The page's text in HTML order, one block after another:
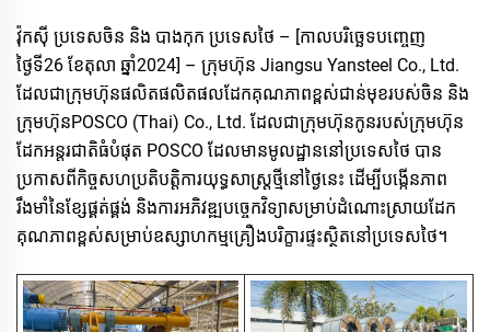
វ៉ុកស៊ី ប្រទេសចិន និង​ បាងកុក ប្រទេសថៃ – [កាលបរិច្ឆេទបញ្ចេញ
ថ្ងៃទី26 ខែតុលា ឆ្នាំ2024] – ក្រុមហ៊ុន Jiangsu Yansteel Co., Ltd.
ដែលជាក្រុមហ៊ុនផលិតផលិតផលដែកគុណភាពខ្ពស់ជាន់មុខរបស់ចិន និង
ក្រុមហ៊ុនPOSCO (Thai) Co., Ltd. ដែលជាក្រុមហ៊ុនកូនរបស់ក្រុមហ៊ុន
ដែកអន្តរជាតិធំបំផុត POSCO ដែលមានមូលដ្ឋាននៅប្រទេសថៃ បាន
ប្រកាសពីកិច្ចសហប្រតិបត្តិការយុទ្ធសាស្ត្រថ្មីនៅថ្ងៃនេះ ដើម្បីបង្កើនភាព
រឹងមាំនៃខ្សែផ្គត់ផ្គង់ និងការអភិវឌ្ឍបច្ចេកវិទ្យាសម្រាប់ដំណោះស្រាយដែក
គុណភាពខ្ពស់សម្រាប់ឧស្សាហកម្មគ្រឿងបរិក្ខារផ្ទះស្ថិតនៅប្រទេសថៃ។